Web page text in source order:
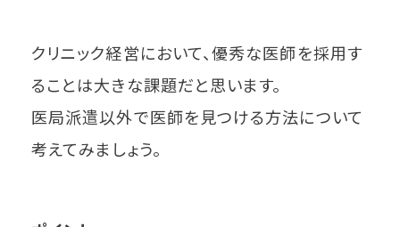
クリニック経営において、優秀な医師を採用す
ることは大きな課題だと思います。
医局派遣以外で医師を見つける方法について
考えてみましょう。